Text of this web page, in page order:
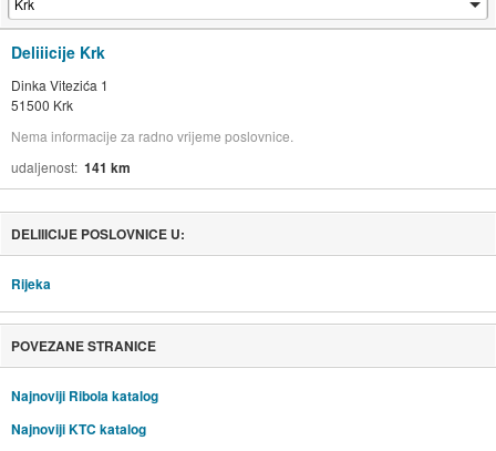
Deliiicije Krk
Dinka Vitezića 1
51500 Krk
Nema informacije za radno vrijeme poslovnice.
udaljenost 141 km
DELIIICIJE POSLOVNICE U:
Rijeka
POVEZANE STRANICE
Najnoviji Ribola katalog
Najnoviji KTC katalog